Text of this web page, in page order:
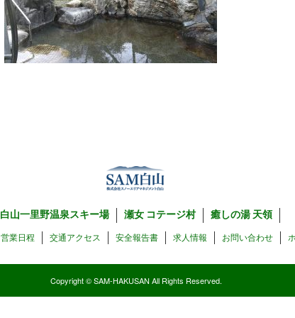
白山一里野温泉スキー場 瀬女 コテージ村 癒しの湯 天領
営業日程 交通アクセス 安全報告書 求人情報 お問い合わせ
Copyright © SAM-HAKUSAN All Rights Reserved.